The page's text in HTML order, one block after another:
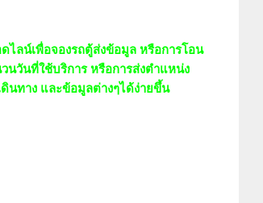
ไลน์เพื่อจองรถตู้ส่งข้อมูล หรือการโอน
นวันที่ใช้บริการ หรือการส่งตำแหน่ง
นทาง และข้อมูลต่างๆได้ง่ายขึ้น